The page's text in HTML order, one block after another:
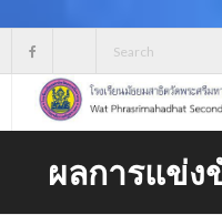
content
ผลการแข่ง